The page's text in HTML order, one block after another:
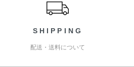
SHIPPING
配送・送料について